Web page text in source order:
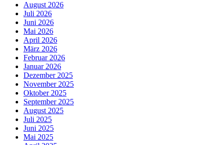
August 2026
Juli 2026
Juni 2026
Mai 2026
April 2026
März 2026
Februar 2026
Januar 2026
Dezember 2025
November 2025
Oktober 2025
September 2025
August 2025
Juli 2025
Juni 2025
Mai 2025